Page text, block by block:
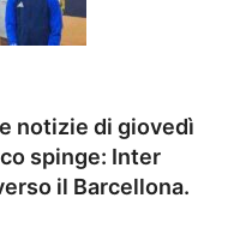
notizie di giovedì
spinge: Inter
il Barcellona.